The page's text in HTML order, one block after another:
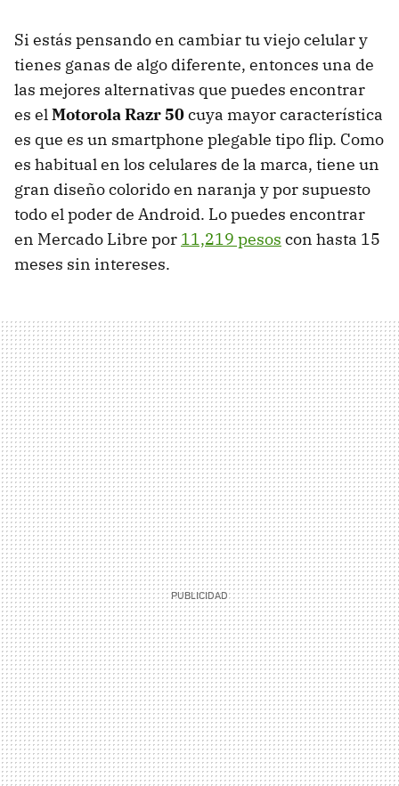
Si estás pensando en cambiar tu viejo celular y
tienes ganas de algo diferente, entonces una de
las mejores alternativas que puedes encontrar
es elMotorola Razr 50cuya mayor característica
es que es un smartphone plegable tipo flip. Como
es habitual en los celulares de la marca, tiene un
gran diseño colorido en naranja y por supuesto
todo el poder de Android. Lo puedes encontrar
en Mercado Libre por 11,219 pesos con hasta 15
meses sin intereses.